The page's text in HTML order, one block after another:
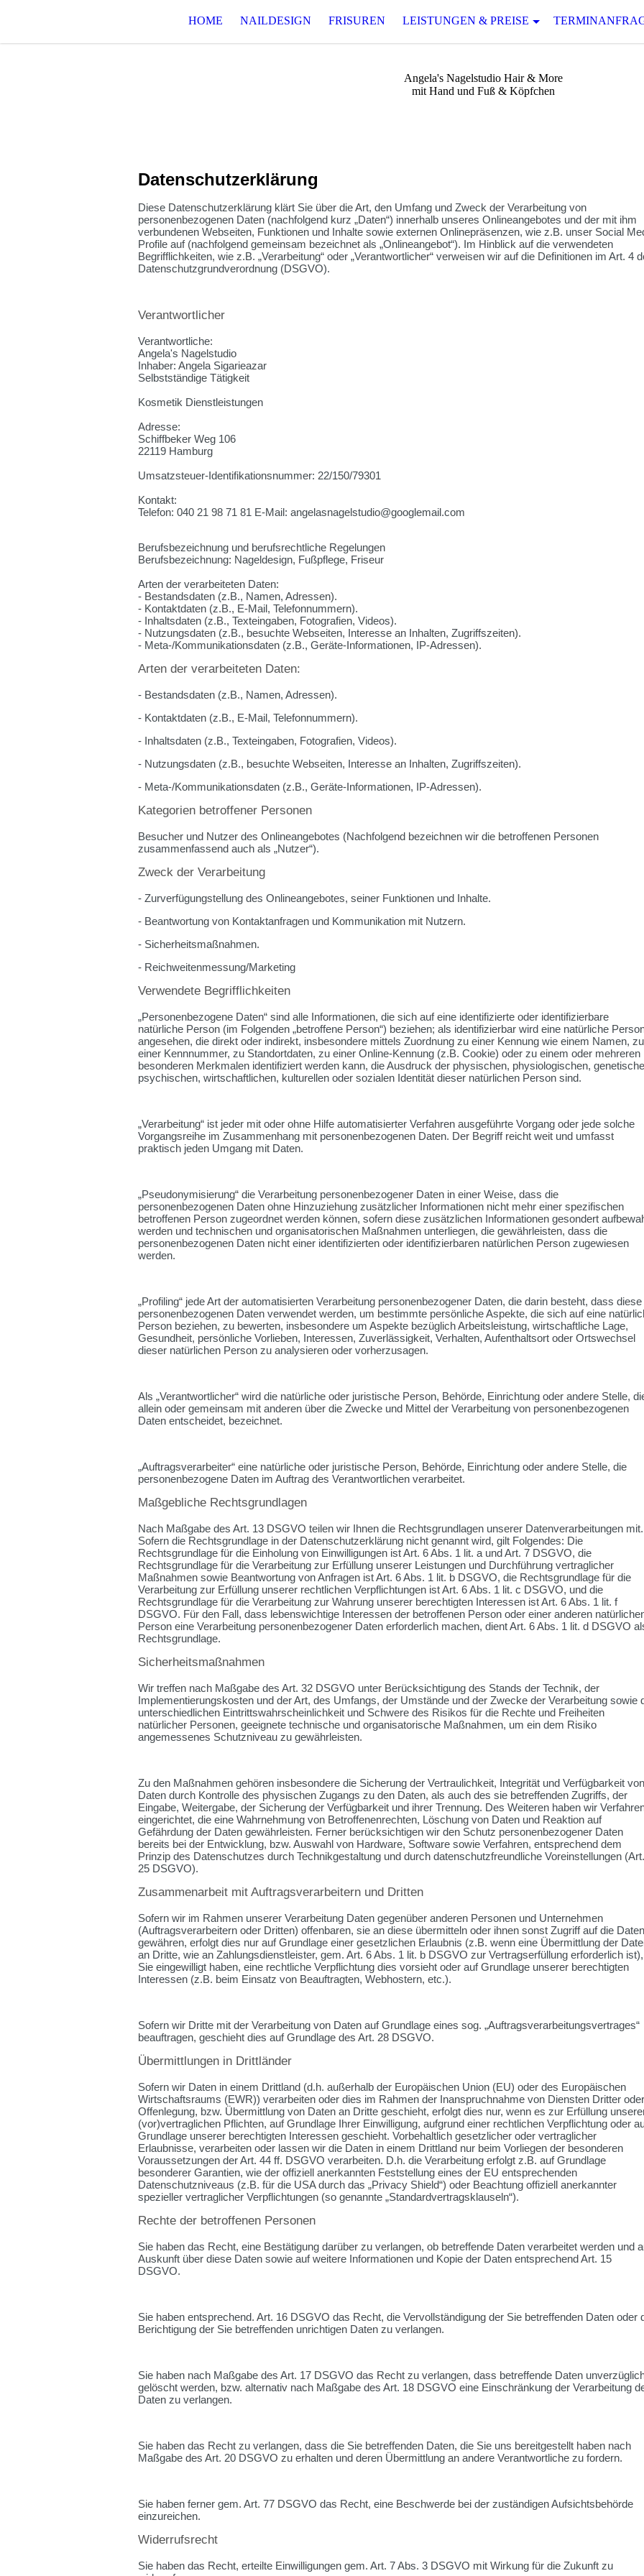
HOME NAILDESIGN FRISUREN LEISTUNGEN & PREISE
Angela's Nagelstudio Hair & More
mit Hand und Fuß & Köpfchen
Datenschutzerklärung
Diese Datenschutzerklärung klärt Sie über die Art, den Umfang und Zweck der Verarbeitung von
personenbezogenen Daten (nachfolgend kurz „Daten“) innerhalb unseres Onlineangebotes und der mit ihm
verbundenen Webseiten, Funktionen und Inhalte sowie externen Onlinepräsenzen, wie z.B. unser Social
Profile auf (nachfolgend gemeinsam bezeichnet als „Onlineangebot“). Im Hinblick auf die verwendeten
Begrifflichkeiten, wie z.B. „Verarbeitung“ oder „Verantwortlicher“ verweisen wir auf die Definitionen im Art. 4
Datenschutzgrundverordnung (DSGVO).
Verantwortlicher
Verantwortliche:
Angela's Nagelstudio
Inhaber: Angela Sigarieazar
Selbstständige Tätigkeit
Kosmetik Dienstleistungen
Adresse:
Schiffbeker Weg 106
22119 Hamburg
Umsatzsteuer-Identifikationsnummer: 22/150/79301
Kontakt:
Telefon: 040 21 98 71 81 E-Mail: angelasnagelstudio@googlemail.com
Berufsbezeichnung und berufsrechtliche Regelungen
Berufsbezeichnung: Nageldesign, Fußpflege, Friseur
Arten der verarbeiteten Daten:
- Bestandsdaten (z.B., Namen, Adressen).
- Kontaktdaten (z.B., E-Mail, Telefonnummern).
- Inhaltsdaten (z.B., Texteingaben, Fotografien, Videos).
- Nutzungsdaten (z.B., besuchte Webseiten, Interesse an Inhalten, Zugriffszeiten).
- Meta-/Kommunikationsdaten (z.B., Geräte-Informationen, IP-Adressen).
Arten der verarbeiteten Daten:
- Bestandsdaten (z.B., Namen, Adressen).
- Kontaktdaten (z.B., E-Mail, Telefonnummern).
- Inhaltsdaten (z.B., Texteingaben, Fotografien, Videos).
- Nutzungsdaten (z.B., besuchte Webseiten, Interesse an Inhalten, Zugriffszeiten).
- Meta-/Kommunikationsdaten (z.B., Geräte-Informationen, IP-Adressen).
Kategorien betroffener Personen
Besucher und Nutzer des Onlineangebotes (Nachfolgend bezeichnen wir die betroffenen Personen
zusammenfassend auch als „Nutzer“).
Zweck der Verarbeitung
- Zurverfügungstellung des Onlineangebotes, seiner Funktionen und Inhalte.
- Beantwortung von Kontaktanfragen und Kommunikation mit Nutzern.
- Sicherheitsmaßnahmen.
- Reichweitenmessung/Marketing
Verwendete Begrifflichkeiten
„Personenbezogene Daten“ sind alle Informationen, die sich auf eine identifizierte oder identifizierbare
natürliche Person (im Folgenden „betroffene Person“) beziehen; als identifizierbar wird eine natürliche
angesehen, die direkt oder indirekt, insbesondere mittels Zuordnung zu einer Kennung wie einem Namen, zu
einer Kennnummer, zu Standortdaten, zu einer Online-Kennung (z.B. Cookie) oder zu einem oder mehreren
besonderen Merkmalen identifiziert werden kann, die Ausdruck der physischen, physiologischen,
psychischen, wirtschaftlichen, kulturellen oder sozialen Identität dieser natürlichen Person sind.
„Verarbeitung“ ist jeder mit oder ohne Hilfe automatisierter Verfahren ausgeführte Vorgang oder jede solche
Vorgangsreihe im Zusammenhang mit personenbezogenen Daten. Der Begriff reicht weit und umfasst
praktisch jeden Umgang mit Daten.
„Pseudonymisierung“ die Verarbeitung personenbezogener Daten in einer Weise, dass die
personenbezogenen Daten ohne Hinzuziehung zusätzlicher Informationen nicht mehr einer spezifischen
betroffenen Person zugeordnet werden können, sofern diese zusätzlichen Informationen gesondert
werden und technischen und organisatorischen Maßnahmen unterliegen, die gewährleisten, dass die
personenbezogenen Daten nicht einer identifizierten oder identifizierbaren natürlichen Person zugewiesen
werden.
„Profiling“ jede Art der automatisierten Verarbeitung personenbezogener Daten, die darin besteht, dass diese
personenbezogenen Daten verwendet werden, um bestimmte persönliche Aspekte, die sich auf eine
Person beziehen, zu bewerten, insbesondere um Aspekte bezüglich Arbeitsleistung, wirtschaftliche Lage,
Gesundheit, persönliche Vorlieben, Interessen, Zuverlässigkeit, Verhalten, Aufenthaltsort oder Ortswechsel
dieser natürlichen Person zu analysieren oder vorherzusagen.
Als „Verantwortlicher“ wird die natürliche oder juristische Person, Behörde, Einrichtung oder andere Stelle,
allein oder gemeinsam mit anderen über die Zwecke und Mittel der Verarbeitung von personenbezogenen
Daten entscheidet, bezeichnet.
„Auftragsverarbeiter“ eine natürliche oder juristische Person, Behörde, Einrichtung oder andere Stelle, die
personenbezogene Daten im Auftrag des Verantwortlichen verarbeitet.
Maßgebliche Rechtsgrundlagen
Nach Maßgabe des Art. 13 DSGVO teilen wir Ihnen die Rechtsgrundlagen unserer Datenverarbeitungen mit.
Sofern die Rechtsgrundlage in der Datenschutzerklärung nicht genannt wird, gilt Folgendes: Die
Rechtsgrundlage für die Einholung von Einwilligungen ist Art. 6 Abs. 1 lit. a und Art. 7 DSGVO, die
Rechtsgrundlage für die Verarbeitung zur Erfüllung unserer Leistungen und Durchführung vertraglicher
Maßnahmen sowie Beantwortung von Anfragen ist Art. 6 Abs. 1 lit. b DSGVO, die Rechtsgrundlage für die
Verarbeitung zur Erfüllung unserer rechtlichen Verpflichtungen ist Art. 6 Abs. 1 lit. c DSGVO, und die
Rechtsgrundlage für die Verarbeitung zur Wahrung unserer berechtigten Interessen ist Art. 6 Abs. 1 lit. f
DSGVO. Für den Fall, dass lebenswichtige Interessen der betroffenen Person oder einer anderen
Person eine Verarbeitung personenbezogener Daten erforderlich machen, dient Art. 6 Abs. 1 lit. d DSGVO
Rechtsgrundlage.
Sicherheitsmaßnahmen
Wir treffen nach Maßgabe des Art. 32 DSGVO unter Berücksichtigung des Stands der Technik, der
Implementierungskosten und der Art, des Umfangs, der Umstände und der Zwecke der Verarbeitung sowie
unterschiedlichen Eintrittswahrscheinlichkeit und Schwere des Risikos für die Rechte und Freiheiten
natürlicher Personen, geeignete technische und organisatorische Maßnahmen, um ein dem Risiko
angemessenes Schutzniveau zu gewährleisten.
Zu den Maßnahmen gehören insbesondere die Sicherung der Vertraulichkeit, Integrität und Verfügbarkeit von
Daten durch Kontrolle des physischen Zugangs zu den Daten, als auch des sie betreffenden Zugriffs, der
Eingabe, Weitergabe, der Sicherung der Verfügbarkeit und ihrer Trennung. Des Weiteren haben wir
eingerichtet, die eine Wahrnehmung von Betroffenenrechten, Löschung von Daten und Reaktion auf
Gefährdung der Daten gewährleisten. Ferner berücksichtigen wir den Schutz personenbezogener Daten
bereits bei der Entwicklung, bzw. Auswahl von Hardware, Software sowie Verfahren, entsprechend dem
Prinzip des Datenschutzes durch Technikgestaltung und durch datenschutzfreundliche Voreinstellungen (Art.
25 DSGVO).
Zusammenarbeit mit Auftragsverarbeitern und Dritten
Sofern wir im Rahmen unserer Verarbeitung Daten gegenüber anderen Personen und Unternehmen
(Auftragsverarbeitern oder Dritten) offenbaren, sie an diese übermitteln oder ihnen sonst Zugriff auf die Daten
gewähren, erfolgt dies nur auf Grundlage einer gesetzlichen Erlaubnis (z.B. wenn eine Übermittlung der
an Dritte, wie an Zahlungsdienstleister, gem. Art. 6 Abs. 1 lit. b DSGVO zur Vertragserfüllung erforderlich ist),
Sie eingewilligt haben, eine rechtliche Verpflichtung dies vorsieht oder auf Grundlage unserer berechtigten
Interessen (z.B. beim Einsatz von Beauftragten, Webhostern, etc.).
Sofern wir Dritte mit der Verarbeitung von Daten auf Grundlage eines sog. „Auftragsverarbeitungsvertrages“
beauftragen, geschieht dies auf Grundlage des Art. 28 DSGVO.
Übermittlungen in Drittländer
Sofern wir Daten in einem Drittland (d.h. außerhalb der Europäischen Union (EU) oder des Europäischen
Wirtschaftsraums (EWR)) verarbeiten oder dies im Rahmen der Inanspruchnahme von Diensten Dritter oder
Offenlegung, bzw. Übermittlung von Daten an Dritte geschieht, erfolgt dies nur, wenn es zur Erfüllung
(vor)vertraglichen Pflichten, auf Grundlage Ihrer Einwilligung, aufgrund einer rechtlichen Verpflichtung oder
Grundlage unserer berechtigten Interessen geschieht. Vorbehaltlich gesetzlicher oder vertraglicher
Erlaubnisse, verarbeiten oder lassen wir die Daten in einem Drittland nur beim Vorliegen der besonderen
Voraussetzungen der Art. 44 ff. DSGVO verarbeiten. D.h. die Verarbeitung erfolgt z.B. auf Grundlage
besonderer Garantien, wie der offiziell anerkannten Feststellung eines der EU entsprechenden
Datenschutzniveaus (z.B. für die USA durch das „Privacy Shield“) oder Beachtung offiziell anerkannter
spezieller vertraglicher Verpflichtungen (so genannte „Standardvertragsklauseln“).
Rechte der betroffenen Personen
Sie haben das Recht, eine Bestätigung darüber zu verlangen, ob betreffende Daten verarbeitet werden und
Auskunft über diese Daten sowie auf weitere Informationen und Kopie der Daten entsprechend Art. 15
DSGVO.
Sie haben entsprechend. Art. 16 DSGVO das Recht, die Vervollständigung der Sie betreffenden Daten oder
Berichtigung der Sie betreffenden unrichtigen Daten zu verlangen.
Sie haben nach Maßgabe des Art. 17 DSGVO das Recht zu verlangen, dass betreffende Daten
gelöscht werden, bzw. alternativ nach Maßgabe des Art. 18 DSGVO eine Einschränkung der Verarbeitung
Daten zu verlangen.
Sie haben das Recht zu verlangen, dass die Sie betreffenden Daten, die Sie uns bereitgestellt haben nach
Maßgabe des Art. 20 DSGVO zu erhalten und deren Übermittlung an andere Verantwortliche zu fordern.
Sie haben ferner gem. Art. 77 DSGVO das Recht, eine Beschwerde bei der zuständigen Aufsichtsbehörde
einzureichen.
Widerrufsrecht
Sie haben das Recht, erteilte Einwilligungen gem. Art. 7 Abs. 3 DSGVO mit Wirkung für die Zukunft zu